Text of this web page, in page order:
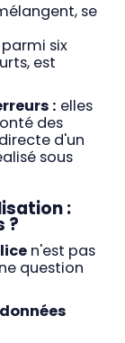
se
six
est
: elles
des
d'un
sous
:
?
n'est pas
question